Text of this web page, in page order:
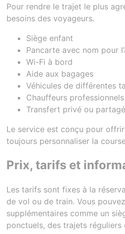
Pour rendre le trajet le plus
besoins des voyageurs.
Siège enfant
Pancarte avec nom pour
Wi-Fi à bord
Aide aux bagages
Véhicules de différentes
Chauffeurs
Transfert privé ou partagé
Le service est conçu pour
toujours personnaliser la
Prix, tarifs et
Les tarifs sont fixes à la
de vol ou de train. Vous
supplémentaires comme un
ponctuels, des trajets